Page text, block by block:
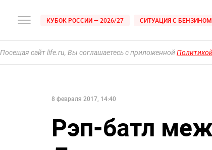
КУБОК РОССИИ — 2026/27 СИТУАЦИЯ С БЕНЗИНОМ
Посещая сайт life.ru, Вы соглашаетесь с приложенной
8 февраля 2017, 14:40
Рэп-батл